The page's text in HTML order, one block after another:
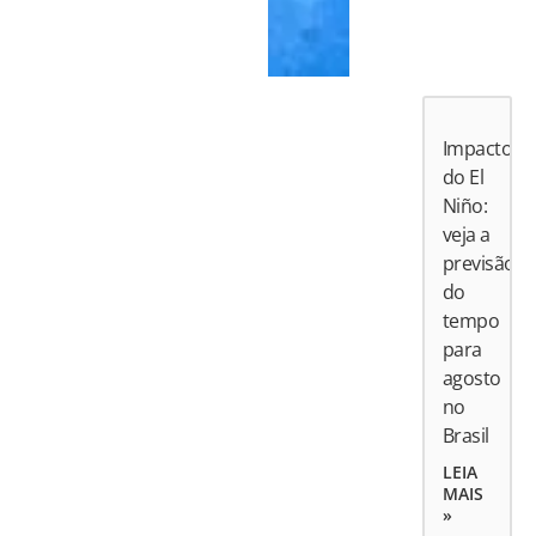
Impactos
do El
Niño:
veja a
previsão
do
tempo
para
agosto
no
Brasil
LEIA
MAIS
»